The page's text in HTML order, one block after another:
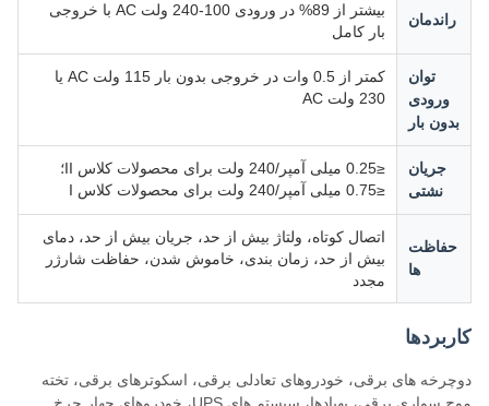
راندمان
بیشتر از 89% در ورودی 100-240 ولت AC با خروجی
بار کامل
توان
ورودی
بدون بار
کمتر از 0.5 وات در خروجی بدون بار 115 ولت AC یا
230 ولت AC
جریان
نشتی
≤0.25 میلی آمپر/240 ولت برای محصولات کلاس II؛
≤0.75 میلی آمپر/240 ولت برای محصولات کلاس I
حفاظت
ها
اتصال کوتاه، ولتاژ بیش از حد، جریان بیش از حد، دمای
بیش از حد، زمان بندی، خاموش شدن، حفاظت شارژر
مجدد
کاربردها
دوچرخه های برقی، خودروهای تعادلی برقی، اسکوترهای برقی، تخته